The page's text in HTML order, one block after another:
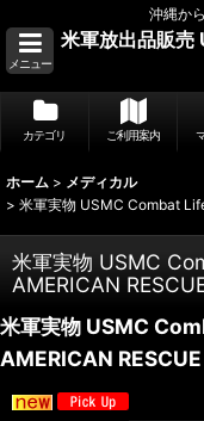
沖縄か
メニュー
米軍放出品販売
カテゴリ ご利用案内
ホーム > メディカル
> 米軍実物 USMC Combat
米軍実物 USMC
AMERICAN
米軍実物 USMC
AMERICAN RESCUE